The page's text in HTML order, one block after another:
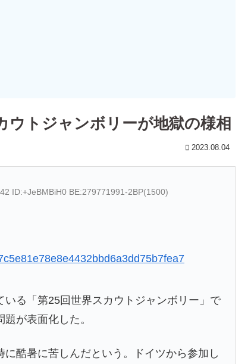
ウトジャンボリーが地獄の様相
2023.08.04
ID:+JeBMBiH0 BE:279771991-2BP(1500)
る「第25回世界スカウトジャンボリー」で
が表面化した。
酷暑に苦しんだという。ドイツから参加し